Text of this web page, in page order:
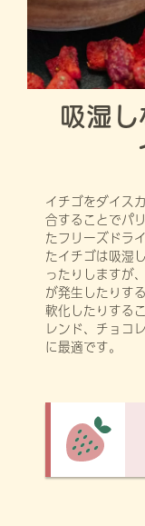
吸湿
イチゴをダイス
合することでパ
たフリーズドラ
たイチゴは吸湿
ったりしますが
が発生したりす
軟化したりする
レンド、チョコ
に最適です。